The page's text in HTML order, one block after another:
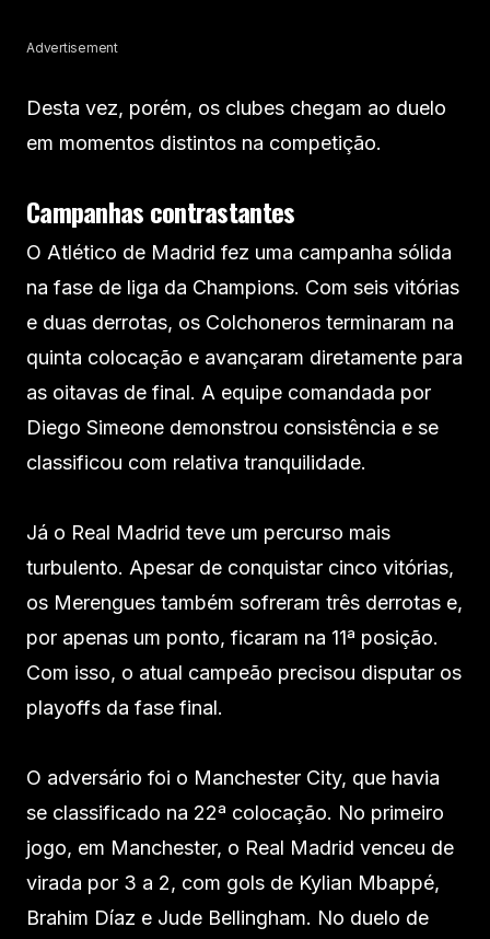
Advertisement
Desta vez, porém, os clubes chegam ao duelo
em momentos distintos na competição.
Campanhas contrastantes
O Atlético de Madrid fez uma campanha sólida
na fase de liga da Champions. Com seis vitórias
e duas derrotas, os Colchoneros terminaram na
quinta colocação e avançaram diretamente para
as oitavas de final. A equipe comandada por
Diego Simeone demonstrou consistência e se
classificou com relativa tranquilidade.
Já o Real Madrid teve um percurso mais
turbulento. Apesar de conquistar cinco vitórias,
os Merengues também sofreram três derrotas e,
por apenas um ponto, ficaram na 11ª posição.
Com isso, o atual campeão precisou disputar os
playoffs da fase final.
O adversário foi o Manchester City, que havia
se classificado na 22ª colocação. No primeiro
jogo, em Manchester, o Real Madrid venceu de
virada por 3 a 2, com gols de Kylian Mbappé,
Brahim Díaz e Jude Bellingham. No duelo de